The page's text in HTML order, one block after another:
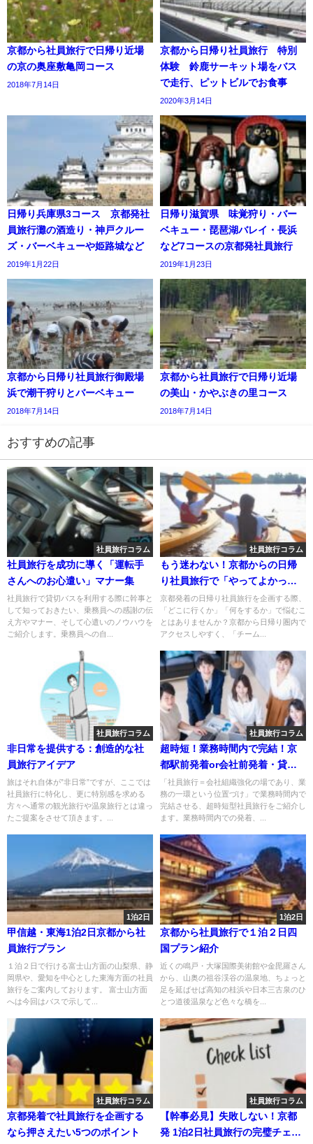
京都から社員旅行で日帰り近場
の京の奥座敷亀岡コース
2018年7月14日
京都から日帰り社員旅行 特別
体験 鈴鹿サーキット場をバス
で走行、ピットビルでお食事
2020年3月14日
日帰り兵庫県3コース 京都発社
員旅行灘の酒造り・神戸クルー
ズ・バーベキューや姫路城など
2019年1月22日
日帰り滋賀県 味覚狩り・バー
ベキュー・琵琶湖バレイ・長浜
など7コースの京都発社員旅行
2019年1月23日
京都から日帰り社員旅行御殿場
浜で潮干狩りとバーベキュー
2018年7月14日
京都から社員旅行で日帰り近場
の美山・かやぶきの里コース
2018年7月14日
おすすめの記事
社員旅行コラム
社員旅行を成功に導く「運転手
さんへのお心遣い」マナー集
社員旅行で貸切バスを利用する際に幹事と
して知っておきたい、乗務員への感謝の伝
え方やマナー、そして心遣いのノウハウを
ご紹介します。乗務員への自...
社員旅行コラム
もう迷わない！京都からの日帰
り社員旅行で「やってよかっ
た」人気アクティビティ10選
京都発着の日帰り社員旅行を企画する際、
「どこに行くか」「何をするか」で悩むこ
とはありませんか？京都から日帰り圏内で
アクセスしやすく、「チーム...
社員旅行コラム
非日常を提供する：創造的な社
員旅行アイデア
旅はそれ自体が”非日常”ですが、ここでは
社員旅行に特化し、更に特別感を求める
方々へ通常の観光旅行や温泉旅行とは違っ
たご提案をさせて頂きます。...
社員旅行コラム
超時短！業務時間内で完結！京
都駅前発着or会社前発着・貸切
バスで行く【働く世代のため
の“働き方改革”社員旅行】🚌💨
「社員旅行＝会社組織強化の場であり、業
務の一環という位置づけ」で業務時間内で
完結させる、超時短型社員旅行をご紹介し
ます。業務時間内での発着、...
1泊2日
甲信越・東海1泊2日京都から社
員旅行プラン
１泊２日で行ける富士山方面の山梨県、静
岡県や、愛知を中心とした東海方面の社員
旅行をご案内しております。 富士山方面
へは今回はバスで示して...
1泊2日
京都から社員旅行で１泊２日四
国プラン紹介
近くの鳴戸・大塚国際美術館や金毘羅さん
から、山奥の祖谷渓谷の温泉地、ちょっと
足を延ばせば高知の桂浜や日本三古泉のひ
とつ道後温泉など色々な橋を...
社員旅行コラム
京都発着で社員旅行を企画する
なら押さえたい5つのポイント
社員旅行コラム
【幹事必見】失敗しない！京都
発 1泊2日社員旅行の完璧チェッ